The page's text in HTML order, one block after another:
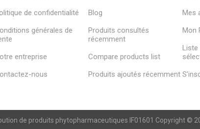
de confidentialité
générales de
entreprise
nous
Blog
Produits consultés
récemment
Compare products list
Produits ajoutés récemment
Mes
Mon
Liste
de produits phytopharmaceutiques IF01601 Copyright ©